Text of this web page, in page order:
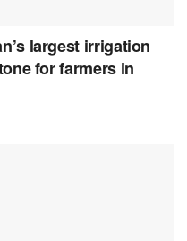
largest irrigation
for farmers in